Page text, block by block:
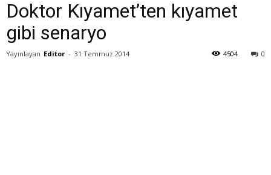
Doktor Kıyamet’ten kıyamet
gibi senaryo
Yayınlayan Editor - 31 Temmuz 2014 0
4504